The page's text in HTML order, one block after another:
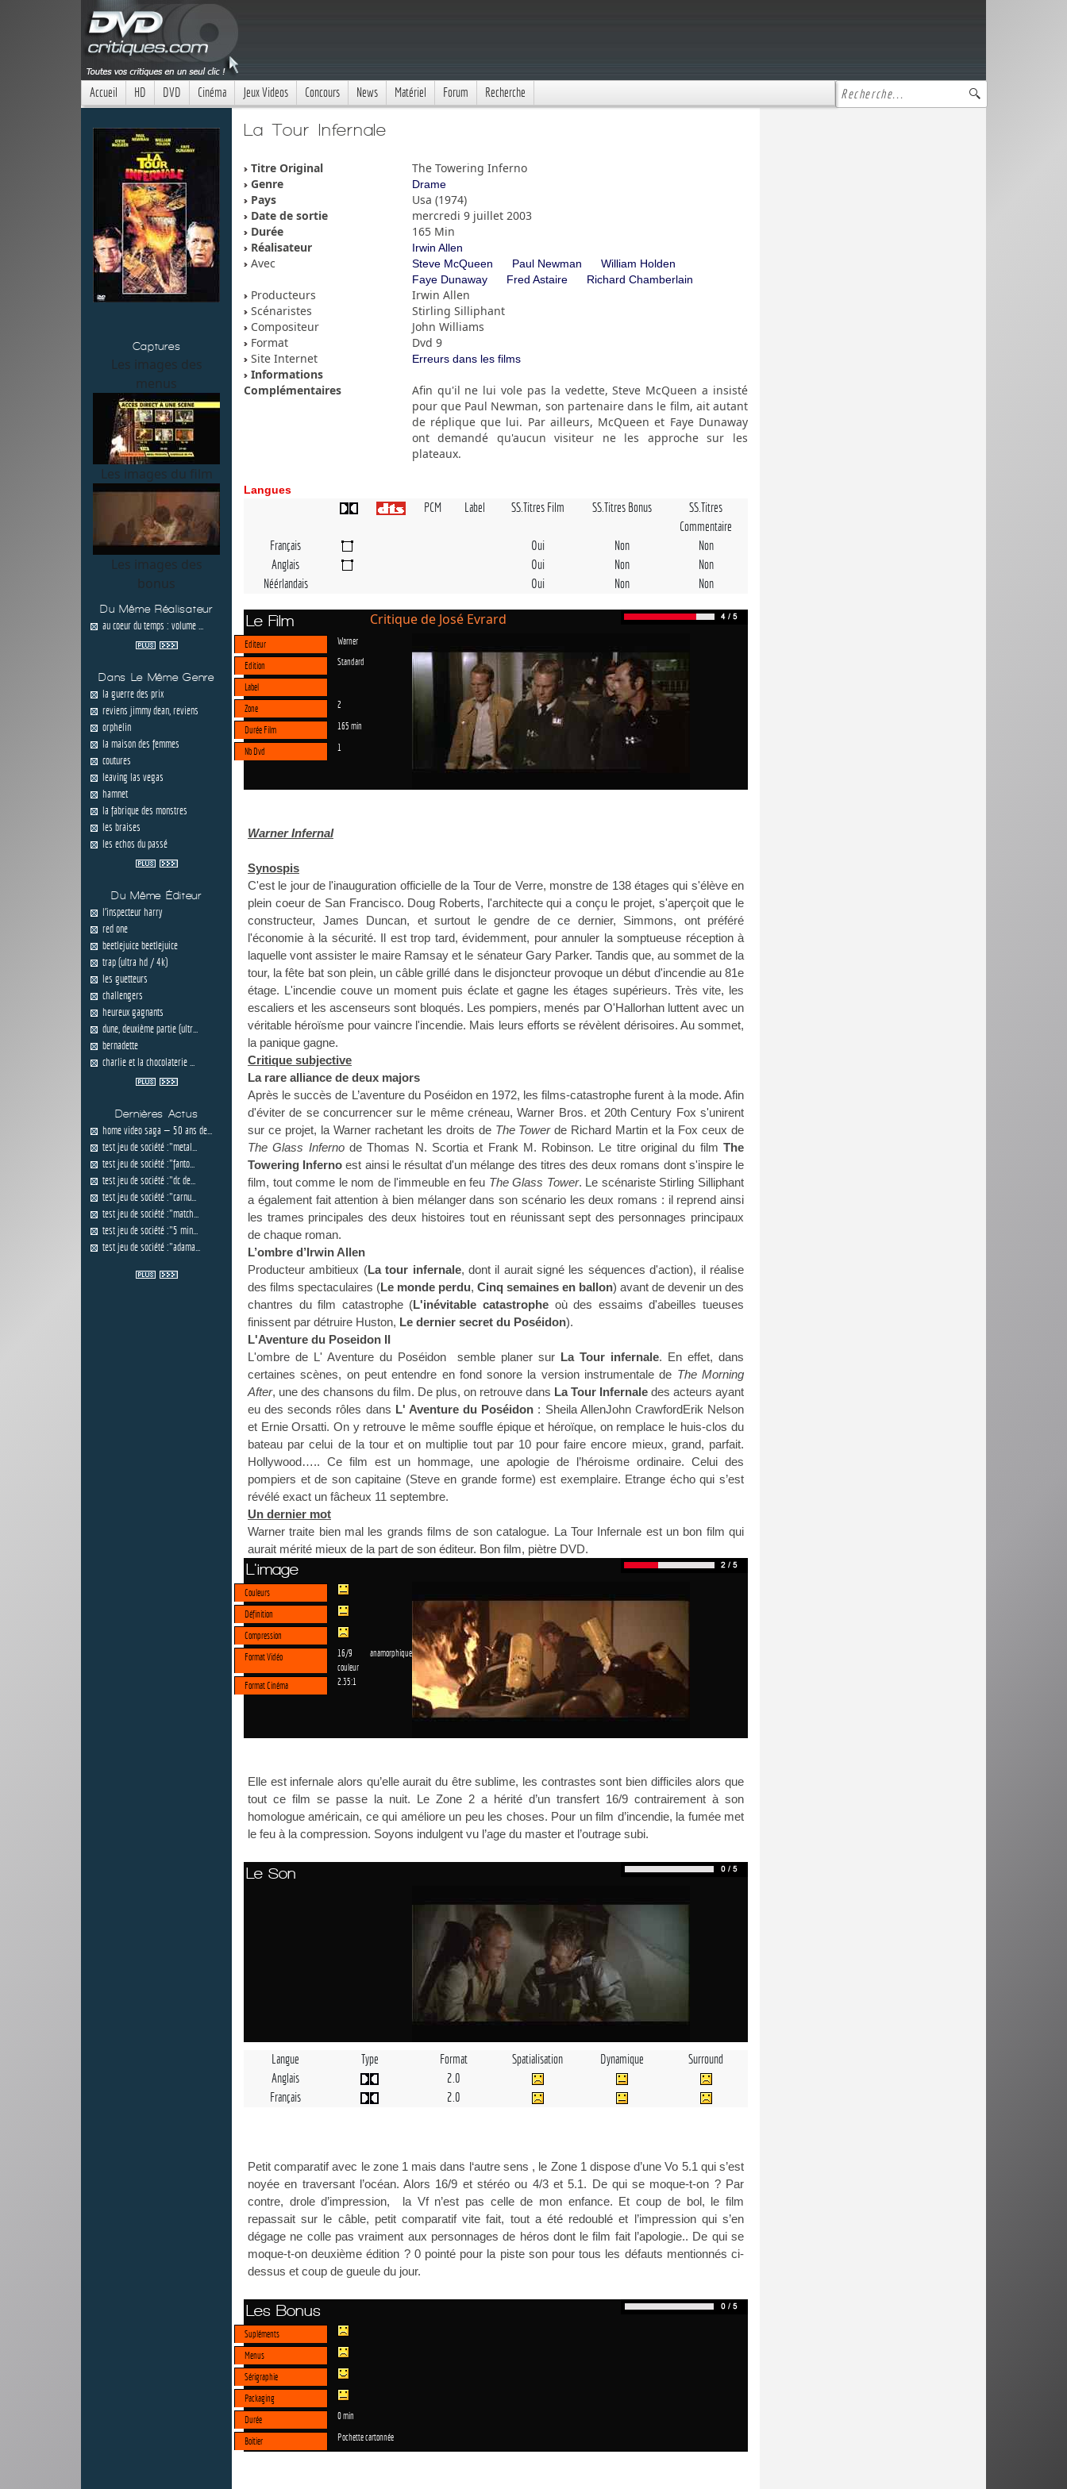
Accueil HD DVD Cinéma Jeux Videos Concours News Matériel Forum Recherche
Captures
Les images des
menus
Les images du film
Les images des
bonus
Du Même Réalisateur
au coeur du temps : volume ...
Dans Le Même Genre
la guerre des prix
reviens jimmy dean, reviens
orphelin
la maison des femmes
coutures
leaving las vegas
hamnet
la fabrique des monstres
les braises
les echos du passé
Du Même Éditeur
l'inspecteur harry
red one
beetlejuice beetlejuice
trap (ultra hd / 4k)
les guetteurs
challengers
heureux gagnants
dune, deuxième partie (ultr...
bernadette
charlie et la chocolaterie ...
Dernières Actus
home video saga — 50 ans de...
test jeu de société :"metal...
test jeu de société :"fanto...
test jeu de société :"dc de...
test jeu de société :"carnu...
test jeu de société :"match...
test jeu de société :"5 min...
test jeu de société :"adama...
La Tour Infernale
Titre Original
The Towering Inferno
Genre
Drame
Pays
Usa (1974)
Date de sortie
mercredi 9 juillet 2003
Durée
165 Min
Réalisateur
Irwin Allen
Avec Steve McQueen Paul Newman
William Holden
Faye Dunaway
Fred Astaire Richard Chamberlain
Producteurs
Irwin Allen
Scénaristes
Stirling Silliphant
Compositeur
John Williams
Format
Dvd 9
Site Internet
Erreurs dans les films
Informations
Complémentaires
Afin qu'il ne lui vole pas la vedette, Steve McQueen a insisté
pour que Paul Newman, son partenaire dans le film, ait autant
de réplique que lui. Par ailleurs, McQueen et Faye Dunaway
ont demandé qu'aucun visiteur ne les approche sur les
plateaux.
Langues
PCM Label SS.Titres Film SS.Titres Bonus
SS.Titres
Commentaire
Français
Oui Non
Non
Anglais
Oui Non
Non
Néérlandais
Oui Non Non
Le Film Critique de José Evrard
Editeur Warner
Edition Standard
Label
Zone
2
Durée Film 165 min
Nb Dvd 1
Warner Infernal
Synospis
C'est le jour de l'inauguration officielle de la Tour de Verre, monstre de 138 étages qui s'élève en
plein coeur de San Francisco. Doug Roberts, l'architecte qui a conçu le projet, s'aperçoit que le
constructeur, James Duncan, et surtout le gendre de ce dernier, Simmons, ont préféré
l'économie à la sécurité. Il est trop tard, évidemment, pour annuler la somptueuse réception à
laquelle vont assister le maire Ramsay et le sénateur Gary Parker. Tandis que, au sommet de la
tour, la fête bat son plein, un câble grillé dans le disjoncteur provoque un début d'incendie au 81e
étage. L'incendie couve un moment puis éclate et gagne les étages supérieurs. Très vite, les
escaliers et les ascenseurs sont bloqués. Les pompiers, menés par O'Hallorhan luttent avec un
véritable héroïsme pour vaincre l'incendie. Mais leurs efforts se révèlent dérisoires. Au sommet,
la panique gagne.
Critique subjective
La rare alliance de deux majors
Après le succès de L’aventure du Poséidon en 1972, les films-catastrophe furent à la mode. Afin
d'éviter de se concurrencer sur le même créneau, Warner Bros. et 20th Century Fox s'unirent
sur ce projet, la Warner rachetant les droits de The Towerde Richard Martin et la Fox ceux de
The Glass Infernode Thomas N. Scortia et Frank M. Robinson. Le titre original du film The
Towering Inferno est ainsi le résultat d'un mélange des titres des deux romans dont s'inspire le
film, tout comme le nom de l'immeuble en feu The Glass Tower. Le scénariste Stirling Silliphant
a également fait attention à bien mélanger dans son scénario les deux romans : il reprend ainsi
les trames principales des deux histoires tout en réunissant sept des personnages principaux
de chaque roman.
L’ombre d’Irwin Allen
Producteur ambitieux (La tour infernale, dont il aurait signé les séquences d'action), il réalise
des films spectaculaires (Le monde perdu, Cinq semaines en ballon) avant de devenir un des
chantres du film catastrophe (L'inévitable catastrophe où des essaims d'abeilles tueuses
finissent par détruire Huston, Le dernier secret du Poséidon).
L'Aventure du Poseidon II
L'ombre de L' Aventure du Poséidon semble planer sur La Tour infernale. En effet, dans
certaines scènes, on peut entendre en fond sonore la version instrumentale de The Morning
After, une des chansons du film. De plus, on retrouve dans La Tour Infernale des acteurs ayant
eu des seconds rôles dans L' Aventure du Poséidon : Sheila AllenJohn CrawfordErik Nelson
et Ernie Orsatti. On y retrouve le même souffle épique et héroïque, on remplace le huis-clos du
bateau par celui de la tour et on multiplie tout par 10 pour faire encore mieux, grand, parfait.
Hollywood….. Ce film est un hommage, une apologie de l’héroisme ordinaire. Celui des
pompiers et de son capitaine (Steve en grande forme) est exemplaire. Etrange écho qui s’est
révélé exact un fâcheux 11 septembre.
Un dernier mot
Warner traite bien mal les grands films de son catalogue. La Tour Infernale est un bon film qui
aurait mérité mieux de la part de son éditeur. Bon film, piètre DVD.
L'image
Couleurs
Définition
Compression
Format Vidéo
16/9 anamorphique
couleur
Format Cinéma
2.35:1
Elle est infernale alors qu’elle aurait du être sublime, les contrastes sont bien difficiles alors que
tout ce film se passe la nuit. Le Zone 2 a hérité d’un transfert 16/9 contrairement à son
homologue américain, ce qui améliore un peu les choses. Pour un film d’incendie, la fumée met
le feu à la compression. Soyons indulgent vu l’age du master et l’outrage subi.
Le Son
Langue Type Format Spatialisation Dynamique
Surround
Anglais
2.0
Français
2.0
Petit comparatif avec le zone 1 mais dans l‘autre sens , le Zone 1 dispose d’une Vo 5.1 qui s’est
noyée en traversant l’océan. Alors 16/9 et stéréo ou 4/3 et 5.1. De qui se moque-t-on ? Par
contre, drole d’impression, la Vf n’est pas celle de mon enfance. Et coup de bol, le film
repassait sur le câble, petit comparatif vite fait, tout a été redoublé et l’impression qui s’en
dégage ne colle pas vraiment aux personnages de héros dont le film fait l’apologie.. De qui se
moque-t-on deuxième édition ? 0 pointé pour la piste son pour tous les défauts mentionnés ci-
dessus et coup de gueule du jour.
Les Bonus
Supléments
Menus
Sérigraphie
Packaging
Durée
0 min
Boitier Pochette cartonnée